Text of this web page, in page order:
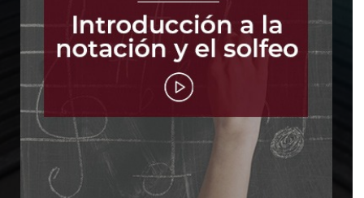
ENTRAR
Recuérdame